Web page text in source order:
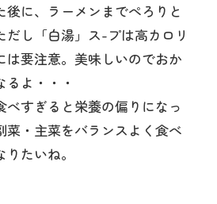
後に、ラーメンまでぺろりと
だし「白湯」ス-プは高カロリ
は要注意。美味しいのでおか
よ・・・
べすぎると栄養の偏りになっ
菜・主菜をバランスよく食べ
たいね。